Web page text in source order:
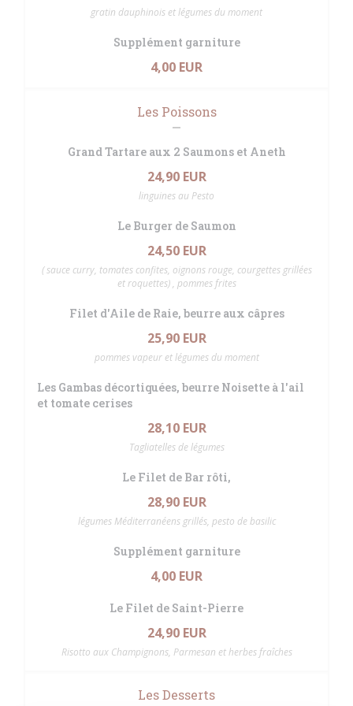
gratin dauphinois et légumes du moment
Supplément garniture
4,00 EUR
Les Poissons
Grand Tartare aux 2 Saumons et Aneth
24,90 EUR
linguines au Pesto
Le Burger de Saumon
24,50 EUR
( sauce curry, tomates confites, oignons rouge, courgettes grillées
et roquettes) , pommes frites
Filet d'Aile de Raie, beurre aux câpres
25,90 EUR
pommes vapeur et légumes du moment
Les Gambas décortiquées, beurre Noisette à l'ail
et tomate cerises
28,10 EUR
Tagliatelles de légumes
Le Filet de Bar rôti,
28,90 EUR
légumes Méditerranéens grillés, pesto de basilic
Supplément garniture
4,00 EUR
Le Filet de Saint-Pierre
24,90 EUR
Risotto aux Champignons, Parmesan et herbes fraîches
Les Desserts